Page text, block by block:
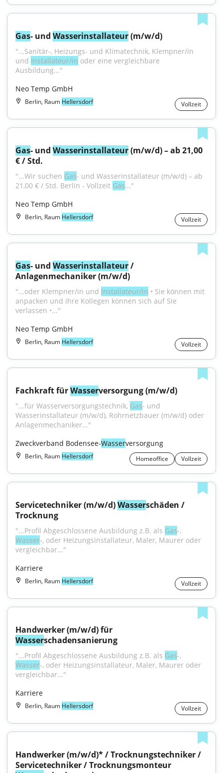
Gas- und Wasserinstallateur (m/w/d)
"...Sanitär-, Heizungs- und Klimatechnik, Klempner/in
und Installateur/in oder eine vergleichbare
Ausbildung..."
Neo Temp GmbH
Berlin, Raum Hellersdorf Vollzeit
Gas- und Wasserinstallateur (m/w/d) – ab 21,00
€ / Std.
"...Wir suchen Gas- und Wasserinstallateur (m/w/d) – ab
21,00 € / Std. Berlin - Vollzeit Gas..."
Neo Temp GmbH
Berlin, Raum Hellersdorf Vollzeit
Gas- und Wasserinstallateur /
Anlagenmechaniker (m/w/d)
"...oder Klempner/in und Installateur/in • Sie können mit
anpacken und Ihre Kollegen können sich auf Sie
verlassen •..."
Neo Temp GmbH
Berlin, Raum Hellersdorf Vollzeit
Fachkraft für Wasserversorgung (m/w/d)
"...für Wasserversorgungstechnik, Gas- und
Wasserinstallateur (m/w/d), Rohrnetzbauer (m/w/d) oder
Anlagenmechaniker..."
Zweckverband Bodensee-Wasserversorgung
Berlin, Raum Hellersdorf Homeoffice Vollzeit
Servicetechniker (m/w/d) Wasserschäden /
Trocknung
"...Profil Abgeschlossene Ausbildung z.B. als Gas
Wasser-, oder Heizungsinstallateur, Maler, Maurer oder
vergleichbar..."
Karriere
Berlin, Raum Hellersdorf Vollzeit
Wasserschadensanierung
"...Profil Abgeschlossene Ausbildung z.B. als Gas
Wasser-, oder Heizungsinstallateur, Maler, Maurer oder
vergleichbar..."
Karriere
Berlin, Raum Hellersdorf Vollzeit
Handwerker (m/w/d)* / Trocknungstechniker /